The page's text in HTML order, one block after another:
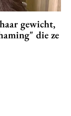
gewicht,
die ze